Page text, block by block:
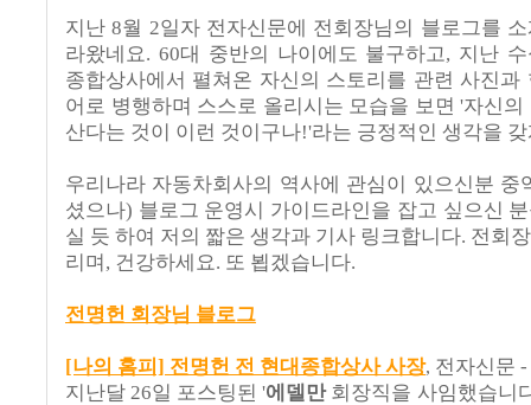
지난 8월 2일자 전자신문에 전회장님의 블로그를
라왔네요. 60대 중반의 나이에도 불구하고, 지난
종합상사에서 펼쳐온 자신의 스토리를 관련 사진과
어로 병행하며 스스로 올리시는 모습을 보면 '자신
산다는 것이 이런 것이구나!'라는 긍정적인 생각을
우리나라 자동차회사의 역사에 관심이 있으신분 중
셨으나) 블로그 운영시 가이드라인을 잡고 싶으신
실 듯 하여 저의 짧은 생각과 기사 링크합니다. 전회
리며, 건강하세요. 또 뵙겠습니다.
전명헌 회장님 블로그
[나의 홈피] 전명헌 전 현대종합상사 사장, 전자신문 -
지난달 26일 포스팅된 '에델만회장직을 사임했습니